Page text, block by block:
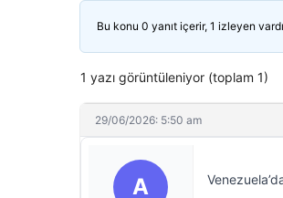
Bu konu 0 yanıt içerir, 1 izleyen
1 yazı görüntüleniyor (toplam 1)
29/06/2026: 5:50 am
A